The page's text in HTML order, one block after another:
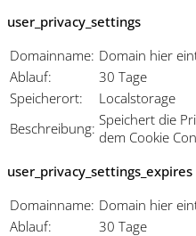
user_privacy_settings
Domainname: Domain hier
Ablauf:
30 Tage
Speicherort:
Localstorage
Beschreibung: Speichert die
dem Cookie
user_privacy_settings_expires
Domainname: Domain hier
Ablauf:
30 Tage